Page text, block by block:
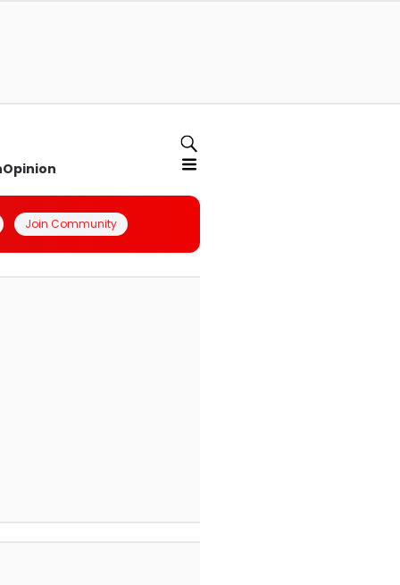
Opinion
Join Community